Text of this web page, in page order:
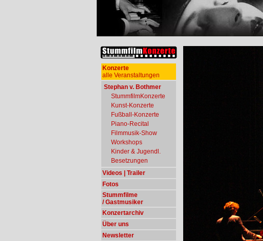
Konzerte
alle Veranstaltungen
Stephan v. Bothmer
StummfilmKonzerte
Kunst-Konzerte
Fußball-Konzerte
Piano-Recital
Filmmusik-Show
Workshops
Kinder & Jugendl.
Besetzungen
Videos | Trailer
Fotos
Stummfilme
/ Gastmusiker
Konzertarchiv
Über uns
Newsletter